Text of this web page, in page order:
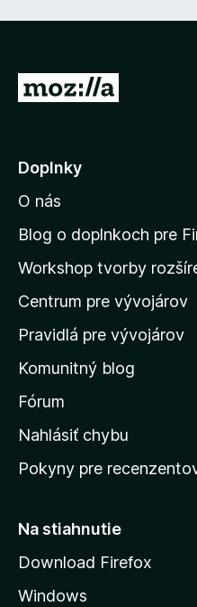
P
j
ť
n
d
o
m
v
s
k
s
r
n
k
Doplnky
O nás
Blog o doplnkoch pre
Workshop tvorby
Centrum pre vývojárov
Pravidlá pre vývojárov
Komunitný blog
Fórum
Nahlásiť chybu
Pokyny pre
Na stiahnutie
Download Firefox
Windows